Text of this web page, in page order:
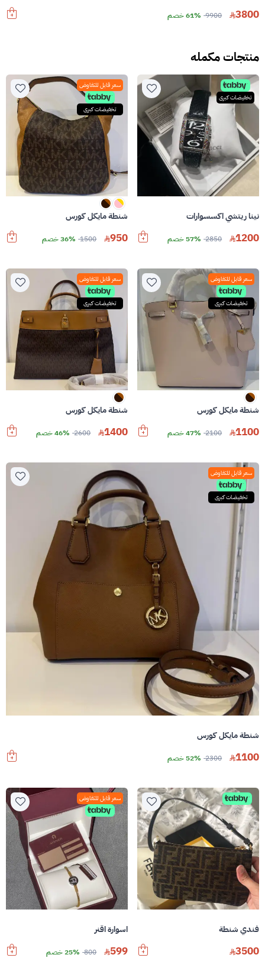
3800
9900 61% خصم
منتجات مكمله
تخفيضات كبرى
نينا ريتشي اكسسوارات
1200
2850 57% خصم
سعر قابل للتفاوض
تخفيضات كبرى
شنطة مايكل كورس
950
1500 36% خصم
سعر قابل للتفاوض
تخفيضات كبرى
شنطة مايكل كورس
1100
2100 47% خصم
سعر قابل للتفاوض
تخفيضات كبرى
شنطة مايكل كورس
1400
2600 46% خصم
سعر قابل للتفاوض
تخفيضات كبرى
شنطة مايكل كورس
1100
2300 52% خصم
فندي شنطة
3500
سعر قابل للتفاوض
اسوارة اقنر
599
800 25% خصم